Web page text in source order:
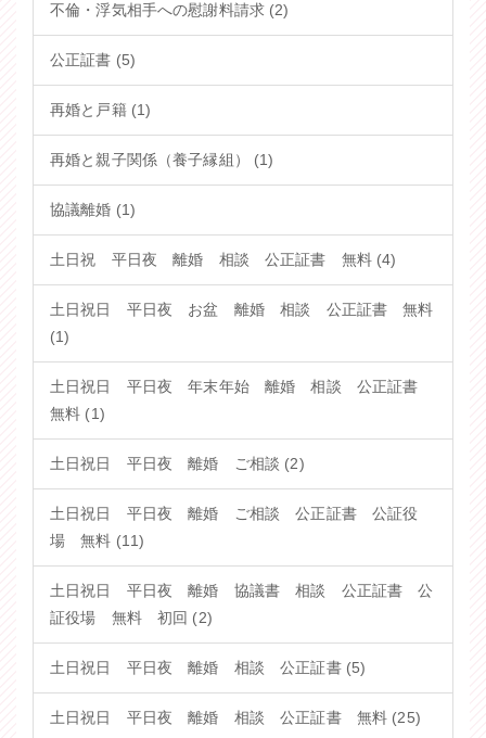
不倫・浮気相手への慰謝料請求 (2)
公正証書 (5)
再婚と戸籍 (1)
再婚と親子関係（養子縁組） (1)
協議離婚 (1)
土日祝 平日夜 離婚 相談 公正証書 無料 (4)
土日祝日 平日夜 お盆 離婚 相談 公正証書 無料
(1)
土日祝日 平日夜 年末年始 離婚 相談 公正証書
無料 (1)
土日祝日 平日夜 離婚 ご相談 (2)
土日祝日 平日夜 離婚 ご相談 公正証書 公証役
場 無料 (11)
土日祝日 平日夜 離婚 協議書 相談 公正証書 公
証役場 無料 初回 (2)
土日祝日 平日夜 離婚 相談 公正証書 (5)
土日祝日 平日夜 離婚 相談 公正証書 無料 (25)